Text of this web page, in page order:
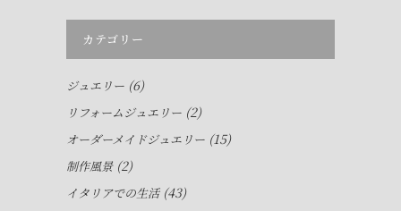
カテゴリー
ジュエリー (6)
リフォームジュエリー (2)
オーダーメイドジュエリー (15)
制作風景(2)
イタリアでの生活(43)